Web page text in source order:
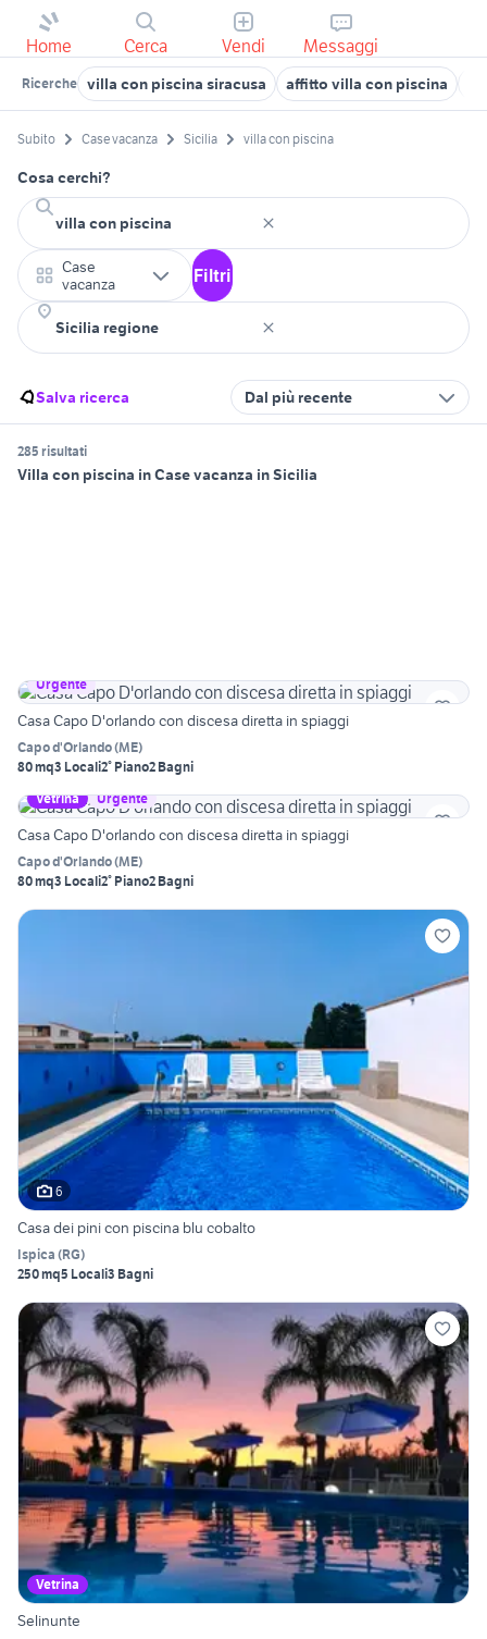
Home Cerca Vendi Messaggi
Ricerche villa con piscina siracusa affitto villa con piscina
Subito Case vacanza Sicilia villa con piscina
Cosa cerchi?
Case
vacanza
Filtri
Salva ricerca Dal più recente
285 risultati
Villa con piscina in Case vacanza in Sicilia
Urgente
Casa Capo D'orlando con discesa diretta in spiaggi
Capo d'Orlando(ME)
80 mq3 Locali2° Piano2 Bagni
Vetrina
Urgente
Casa Capo D'orlando con discesa diretta in spiaggi
Capo d'Orlando(ME)
80 mq3 Locali2° Piano2 Bagni
6
Casa dei pini con piscina blu cobalto
Ispica (RG)
250 mq5 Locali3 Bagni
Vetrina
Selinunte